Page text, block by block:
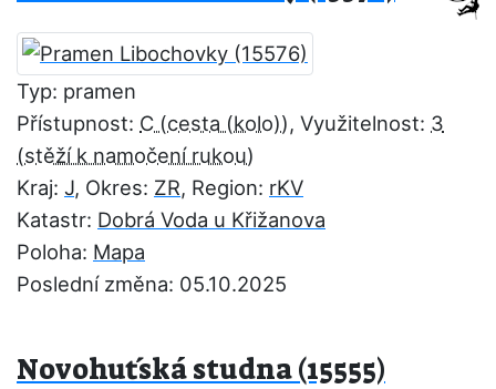
Typ: pramen
Přístupnost: C , Využitelnost: 3
Kraj: J, Okres: ZR, Region: rKV
Katastr: Dobrá Voda u Křižanova
Poloha: Mapa
Poslední změna: 05.10.2025
Novohuťská studna (15555)